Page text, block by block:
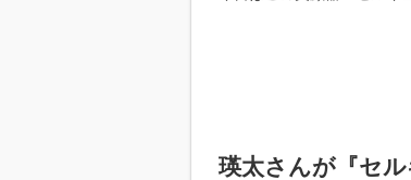
瑛太さんが『セル